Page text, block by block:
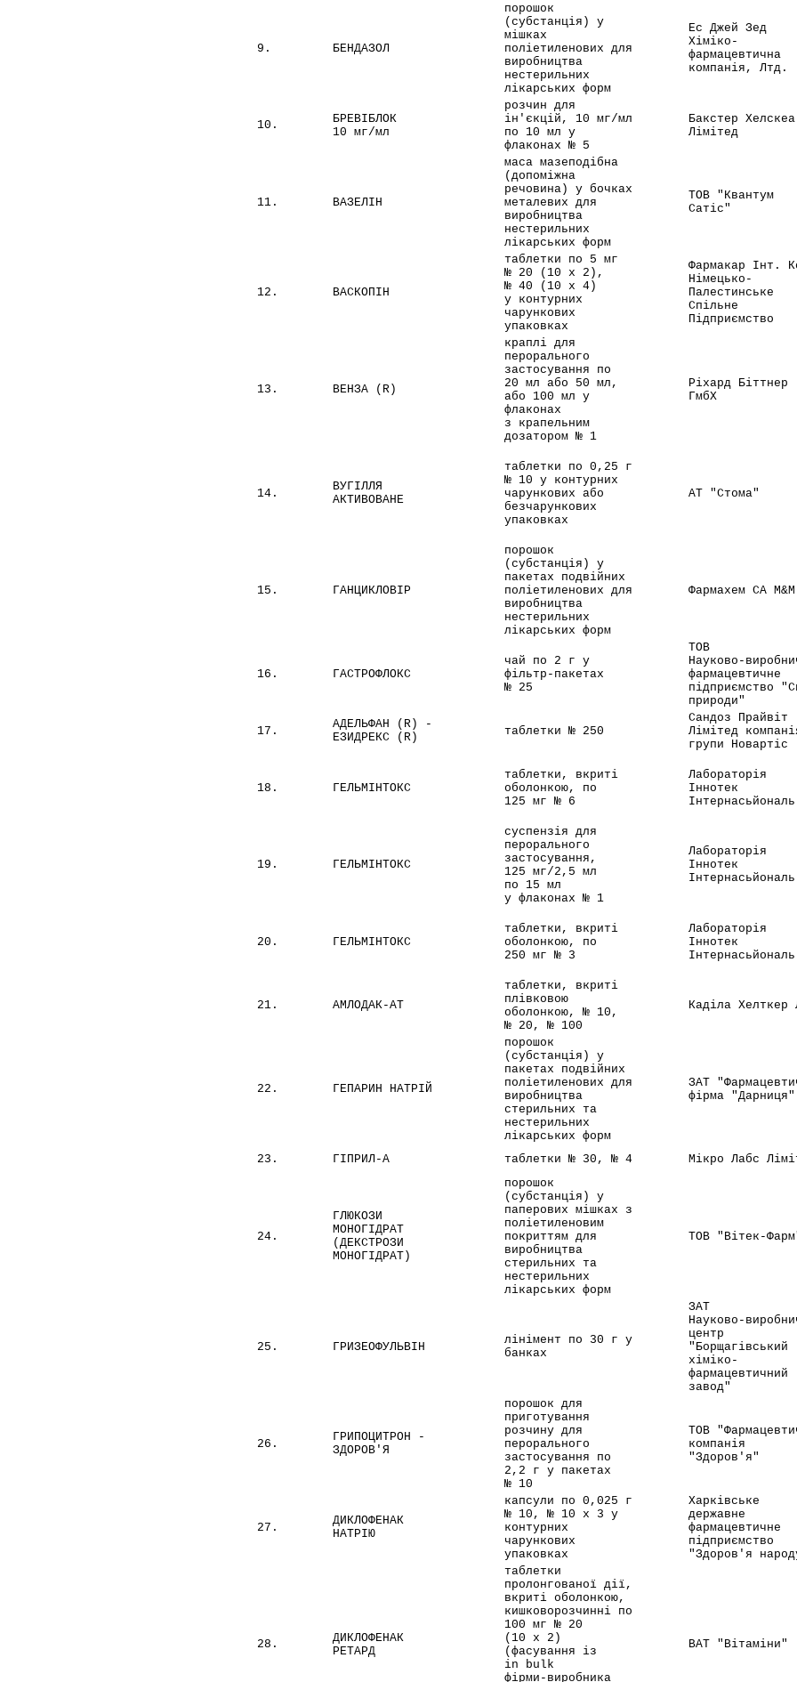
9. БЕНДАЗОЛ
порошок
(субстанція) у
мішках
поліетиленових для
виробництва
нестерильних
лікарських форм
Ес Джей Зед
Хіміко-
фармацевтична
компанія, Лтд.
10.
БРЕВІБЛОК
10 мг/мл
розчин для
ін'єкцій, 10 мг/мл
по 10 мл у
флаконах № 5
Бакстер Хелскеа
Лімітед
11. ВАЗЕЛІН
маса мазеподібна
(допоміжна
речовина) у бочках
металевих для
виробництва
нестерильних
лікарських форм
ТОВ "Квантум
Сатіс"
12. ВАСКОПІН
таблетки по 5 мг
№ 20 (10 x 2),
№ 40 (10 x 4)
у контурних
чарункових
упаковках
Фармакар Інт.
Німецько-
Палестинське
Спільне
Підприємство
13. ВЕНЗА (R)
краплі для
перорального
застосування по
20 мл або 50 мл,
або 100 мл у
флаконах
з крапельним
дозатором № 1
Ріхард Біттнер
ГмбХ
14.
ВУГІЛЛЯ
АКТИВОВАНЕ
таблетки по 0,25 г
№ 10 у контурних
чарункових або
безчарункових
упаковках
АТ "Стома"
15. ГАНЦИКЛОВІР
порошок
(субстанція) у
пакетах подвійних
поліетиленових для
виробництва
нестерильних
лікарських форм
Фармахем СА М&М
16. ГАСТРОФЛОКС
чай по 2 г у
фільтр-пакетах
№ 25
ТОВ
Науково-
фармацевтичне
підприємство
природи"
17.
АДЕЛЬФАН (R) -
ЕЗИДРЕКС (R)
таблетки № 250
Сандоз Прайвіт
Лімітед
групи Новартіс
18. ГЕЛЬМІНТОКС
таблетки, вкриті
оболонкою, по
125 мг № 6
Лабораторія
Іннотек
Інтернасьйональ
19. ГЕЛЬМІНТОКС
суспензія для
перорального
застосування,
125 мг/2,5 мл
по 15 мл
у флаконах № 1
Лабораторія
Іннотек
Інтернасьйональ
20. ГЕЛЬМІНТОКС
таблетки, вкриті
оболонкою, по
250 мг № 3
Лабораторія
Іннотек
Інтернасьйональ
21. АМЛОДАК-АТ
таблетки, вкриті
плівковою
оболонкою, № 10,
№ 20, № 100
Каділа Хелткер
22. ГЕПАРИН НАТРІЙ
порошок
(субстанція) у
пакетах подвійних
поліетиленових для
виробництва
стерильних та
нестерильних
лікарських форм
ЗАТ
фірма "Дарниця"
23. ГІПРИЛ-А таблетки № 30, № 4 Мікро Лабс
24.
ГЛЮКОЗИ
МОНОГІДРАТ
(ДЕКСТРОЗИ
МОНОГІДРАТ)
порошок
(субстанція) у
паперових мішках з
поліетиленовим
покриттям для
виробництва
стерильних та
нестерильних
лікарських форм
ТОВ "Вітек-
25. ГРИЗЕОФУЛЬВІН
лінімент по 30 г у
банках
ЗАТ
Науково-
центр
"Борщагівський
хіміко-
фармацевтичний
завод"
26.
ГРИПОЦИТРОН -
ЗДОРОВ'Я
порошок для
приготування
розчину для
перорального
застосування по
2,2 г у пакетах
№ 10
ТОВ
компанія
"Здоров'я"
27.
ДИКЛОФЕНАК
НАТРІЮ
капсули по 0,025 г
№ 10, № 10 x 3 у
контурних
чарункових
упаковках
Харківське
державне
фармацевтичне
підприємство
"Здоров'я
28.
ДИКЛОФЕНАК
РЕТАРД
таблетки
пролонгованої дії,
вкриті оболонкою,
кишковорозчинні по
100 мг № 20
(10 x 2)
(фасування із
in bulk
фірми-виробника
ВАТ "Вітаміни"